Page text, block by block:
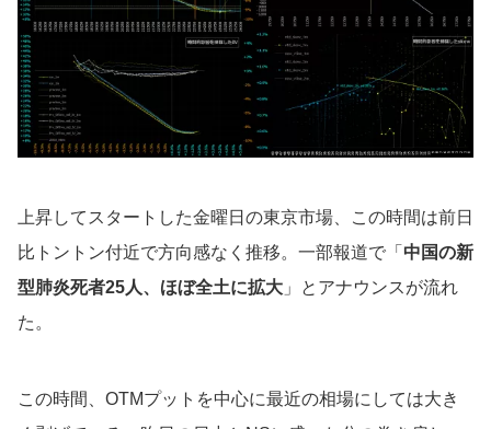
上昇してスタートした金曜日の東京市場、この時間は前日
比トントン付近で方向感なく推移。一部報道で「 中国の新
型肺炎死者25人、ほぼ全土に拡大 」とアナウンスが流れ
た。
この時間、OTMプットを中心に最近の相場にしては大き